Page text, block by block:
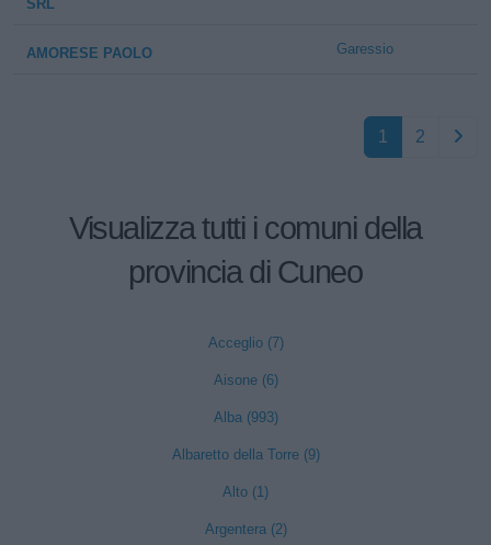
SRL
AMORESE PAOLO Garessio
1 2
Visualizza tutti i comuni della
provincia di Cuneo
Acceglio (7)
Aisone (6)
Alba (993)
Albaretto della Torre (9)
Alto (1)
Argentera (2)